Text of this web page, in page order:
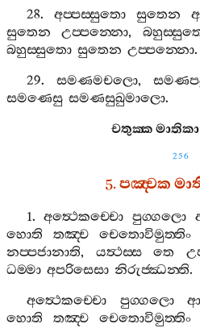
28. අප‍්පස‍්සුතො සුතෙන
සුතෙන
උප‍්පන‍්නො,
බහුස‍්සුතො සුතෙන උප‍්පන‍්නො.
29. සමණමචලො,
සමණෙසු සමණසුඛුමාලො.
චතුක‍්කමාතිකා
256
5.පඤ‍්චක
1.අත්‍ථෙකච‍්චො පුග‍්ගලො
හොති
තඤ‍්ච චෙතොවිමුත‍්තිං
නප‍්පජානාති, යත්‍ථස‍්ස තෙ
ධම‍්මා අපරිසෙසා නිරුජ‍්ඣන‍්ති.
අත්‍ථෙකච‍්චො
පුග‍්ගලො
හොති
තඤ‍්ච චෙතොවිමුත‍්තිං